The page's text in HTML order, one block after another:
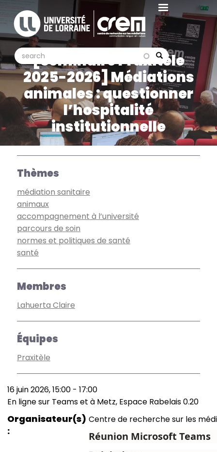
Aller
contenu
principal
Search
search search
[Séminaire Praxitèle
2025-2026] Médiations
animales : questionner
l’hospitalité
institutionnelle
Thèmes
médiation sanitaire
animaux
accompagnement à l’université
parcours de soin
normes et politiques de santé
santé
Membres
Lahuerta Claire
Équipes
Praxitèle
Date
(smart)
16 juin 2026, 15:00 - 17:00
Lieu
En ligne sur Teams et à Metz, Espace Rabelais 0.20
Organisateur(s) Centre de recherche sur les
Réunion Microsoft Teams